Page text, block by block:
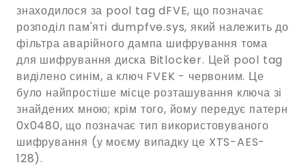
знаходилося за pool tag dFVE, що позначає
розподіл пам'яті dumpfve.sys, який належить до
фільтра аварійного дампа шифрування тома
для шифрування диска Bitlocker. Цей pool tag
виділено синім, а ключ FVEK - червоним. Це
було найпростіше місце розташування ключа зі
знайдених мною; крім того, йому передує патерн
0x0480, що позначає тип використовуваного
шифрування (у моєму випадку це XTS-AES-
128).